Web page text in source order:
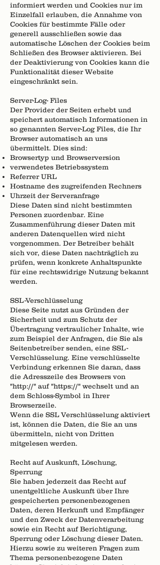
informiert werden und Cookies nur im
Einzelfall erlauben, die Annahme von
Cookies für bestimmte Fälle oder
generell ausschließen sowie das
automatische Löschen der Cookies beim
Schließen des Browser aktivieren. Bei
der Deaktivierung von Cookies kann die
Funktionalität dieser Website
eingeschränkt sein.
Server-Log- Files
Der Provider der Seiten erhebt und
speichert automatisch Informationen in
so genannten Server-Log Files, die Ihr
Browser automatisch an uns
übermittelt. Dies sind:
Browsertyp und Browserversion
verwendetes Betriebssystem
Referrer URL
Hostname des zugreifenden Rechners
Uhrzeit der Serveranfrage
Diese Daten sind nicht bestimmten
Personen zuordenbar. Eine
Zusammenführung dieser Daten mit
anderen Datenquellen wird nicht
vorgenommen. Der Betreiber behält
sich vor, diese Daten nachträglich zu
prüfen, wenn konkrete Anhaltspunkte
für eine rechtswidrige Nutzung bekannt
werden.
SSL-Verschlüsselung
Diese Seite nutzt aus Gründen der
Sicherheit und zum Schutz der
Übertragung vertraulicher Inhalte, wie
zum Beispiel der Anfragen, die Sie als
Seitenbetreiber senden, eine SSL-
Verschlüsselung. Eine verschlüsselte
Verbindung erkennen Sie daran, dass
die Adresszeile des Browsers von
"http://" auf "https://" wechselt und an
dem Schloss-Symbol in Ihrer
Browserzeile.
Wenn die SSL Verschlüsselung aktiviert
ist, können die Daten, die Sie an uns
übermitteln, nicht von Dritten
mitgelesen werden.
Recht auf Auskunft, Löschung,
Sperrung
Sie haben jederzeit das Recht auf
unentgeltliche Auskunft über Ihre
gespeicherten personenbezogenen
Daten, deren Herkunft und Empfänger
und den Zweck der Datenverarbeitung
sowie ein Recht auf Berichtigung,
Sperrung oder Löschung dieser Daten.
Hierzu sowie zu weiteren Fragen zum
Thema personenbezogene Daten